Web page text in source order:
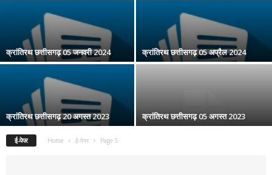
क्रांतिरथ छत्तीसगढ़ 05 जनवरी 2024 क्रांतिरथ छत्तीसगढ़ 05 अप्रैल 2024
क्रांतिरथ छत्तीसगढ़ 20 अगस्त 2023 क्रांतिरथ छत्तीसगढ़ 05 अगस्त 2023
ई-पेपर Home ई-पेपर Page 5